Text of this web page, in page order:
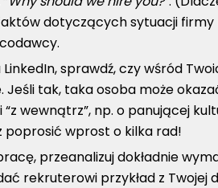
dotyczących sytuacji firmy
sprawdź, czy wśród
Jeśli tak, taka osoba może
wewnątrz”, np. o panującej
poprosić wprost o kilka rad!
przeanalizuj dokładnie
rekruterowi przykład z